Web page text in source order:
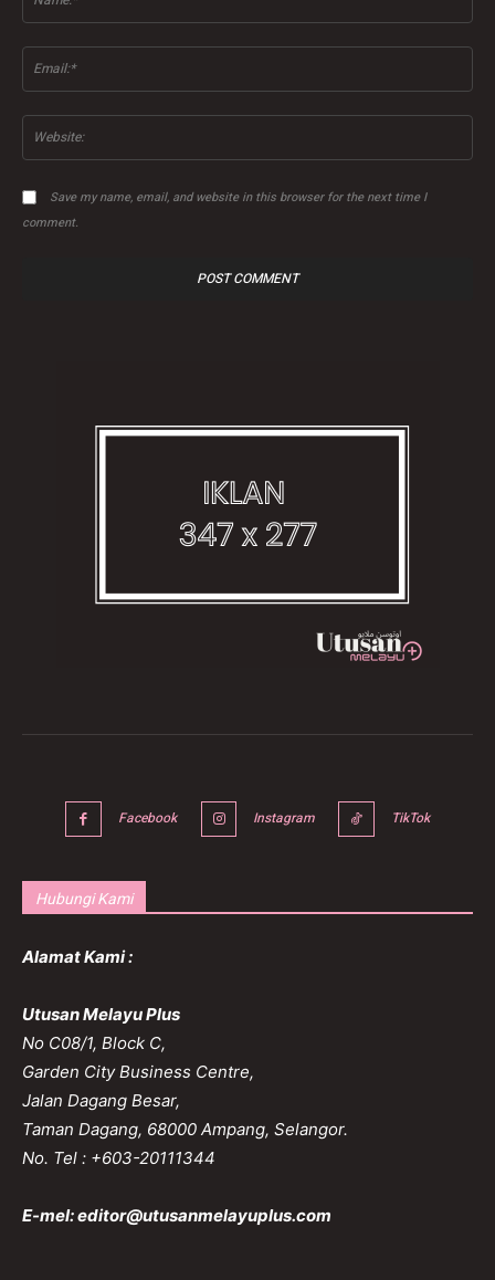
Save my name, email, and website in this browser for the next time I
comment.
Facebook Instagram TikTok
Hubungi Kami
Alamat Kami :
Utusan Melayu Plus
No C08/1, Block C,
Garden City Business Centre,
Jalan Dagang Besar,
Taman Dagang, 68000 Ampang, Selangor.
No. Tel : +603-20111344
E-mel:editor@utusanmelayuplus.com